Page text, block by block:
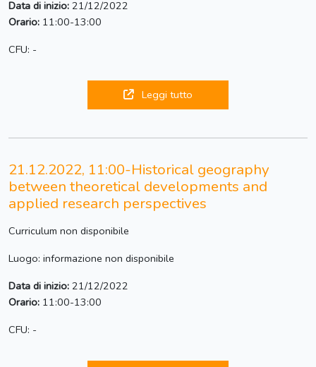
Data di inizio: 21/12/2022
Orario: 11:00-13:00
CFU: -
Leggi tutto
21.12.2022, 11:00-Historical geography
between theoretical developments and
applied research perspectives
Curriculum non disponibile
Luogo: informazione non disponibile
Data di inizio: 21/12/2022
Orario: 11:00-13:00
CFU: -